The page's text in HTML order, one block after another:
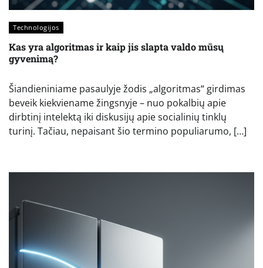
Technologijos
Kas yra algoritmas ir kaip jis slapta valdo mūsų
gyvenimą?
Šiandieniniame pasaulyje žodis „algoritmas“ girdimas
beveik kiekviename žingsnyje – nuo pokalbių apie
dirbtinį intelektą iki diskusijų apie socialinių tinklų
turinį. Tačiau, nepaisant šio termino populiarumo, […]